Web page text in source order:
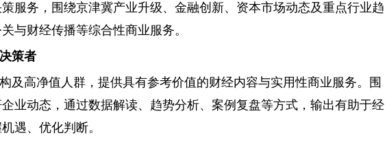
服务，围绕京津冀产业升级、金融创新、资本市场动态及重点行业趋
与财经传播等综合性商业服务。
策者
及高净值人群，提供具有参考价值的财经内容与实用性商业服务。围
业动态，通过数据解读、趋势分析、案例复盘等方式，输出有助于经
遇、优化判断。